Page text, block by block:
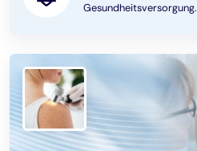
Gesundheitsversorgung.